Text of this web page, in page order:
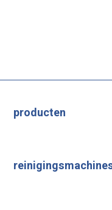
producten